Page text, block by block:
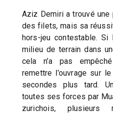
Aziz Demiri a trouvé
des filets, mais sa
hors-jeu contestable.
milieu de terrain dans
cela n’a pas
remettre l’ouvrage sur
secondes plus tard.
toutes ses forces par
zurichois, plusieurs